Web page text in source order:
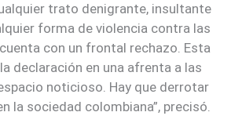
trato denigrante, insultante
forma de violencia contra las
con un frontal rechazo. Esta
declaración en una afrenta a las
noticioso. Hay que derrotar
la sociedad colombiana”, precisó.